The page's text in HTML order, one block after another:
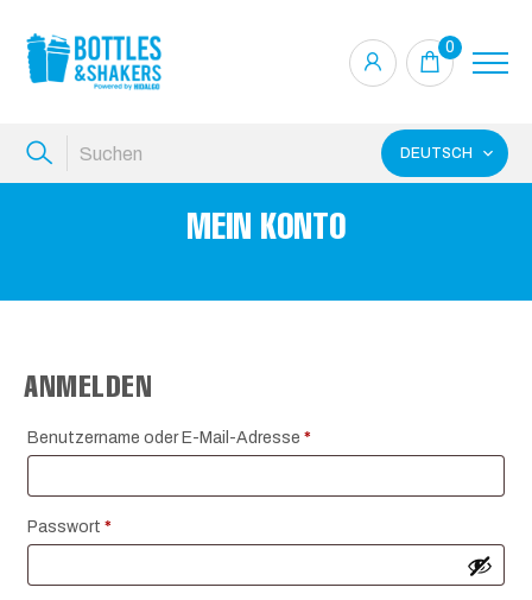
0
DEUTSCH
MEIN KONTO
ANMELDEN
Benutzername oder E-Mail-Adresse *
Passwort *